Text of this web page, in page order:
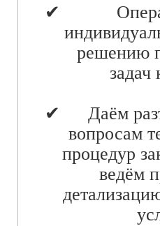
решению
задач
Даём
вопросам
процедур
ведём